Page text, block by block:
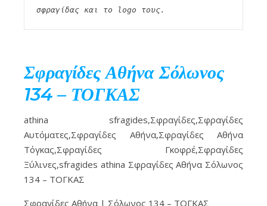
σφραγίδας και το logo τους.
Σφραγίδες Αθήνα Σόλωνος
134 – ΤΟΓΚΑΣ
athina sfragides,Σφραγίδες,Σφραγίδες
Αυτόματες,Σφραγίδες Αθήνα,Σφραγίδες Αθήνα
Τόγκας,Σφραγίδες Γκοφρέ,Σφραγίδες
Ξύλινες,sfragides athina Σφραγίδες Αθήνα Σόλωνος
134 – ΤΟΓΚΑΣ
Σφραγίδες Αθήνα | Σόλωνος 134 – ΤΟΓΚΑΣ